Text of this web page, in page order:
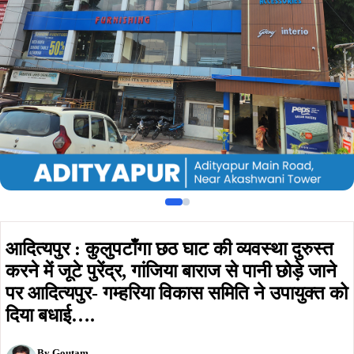
करने में जूटे पुरेंद्र, गांजिया बाराज से पानी छोड़े जाने
पर आदित्यपुर- गम्हरिया विकास समिति ने उपायुक्त को
दिया बधाई….
ByGoutam
Updated on:November 18, 2023